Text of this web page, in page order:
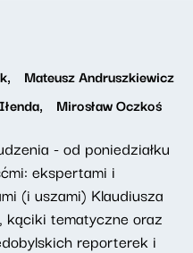
,
Mateusz Andruszkiewicz
, Mirosław Oczkoś
- od poniedziałku
ekspertami i
(i uszami) Klaudiusza
kąciki tematyczne oraz
reporterek i